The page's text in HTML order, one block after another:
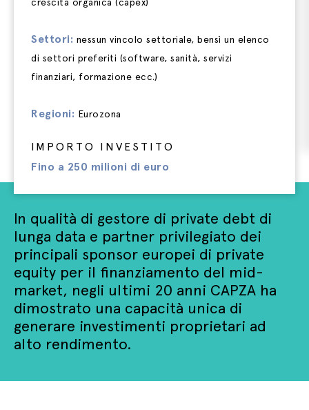
Settori: nessun vincolo settoriale, bensì un elenco
di settori preferiti (software, sanità, servizi
finanziari, formazione ecc.)
Regioni: Eurozona
IMPORTO INVESTITO
Fino a 250 milioni di euro
In qualità di gestore di private debt di
lunga data e partner privilegiato dei
principali sponsor europei di private
equity per il finanziamento del mid-
market, negli ultimi 20 anni CAPZA ha
dimostrato una capacità unica di
generare investimenti proprietari ad
alto rendimento.